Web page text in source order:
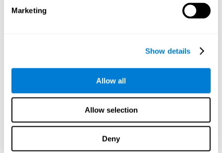
Marketing
Show details
Allow all
Allow selection
Deny
推荐游戏
交换扭转